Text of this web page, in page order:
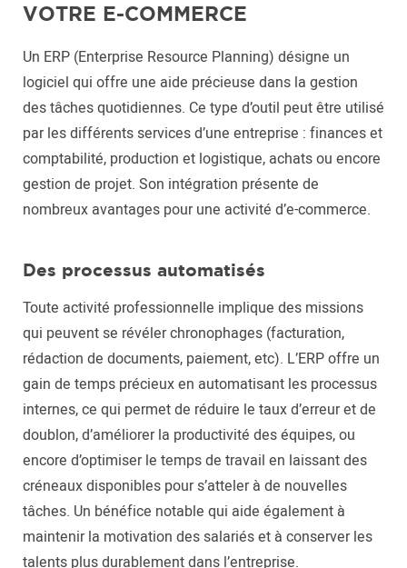
VOTRE E-COMMERCE
Un ERP (Enterprise Resource Planning) désigne un
logiciel qui offre une aide précieuse dans la gestion
des tâches quotidiennes. Ce type d’outil peut être utilisé
par les différents services d’une entreprise : finances et
comptabilité, production et logistique, achats ou encore
gestion de projet. Son intégration présente de
nombreux avantages pour une activité d’e-commerce.
Des processus automatisés
Toute activité professionnelle implique des missions
qui peuvent se révéler chronophages (facturation,
rédaction de documents, paiement, etc). L’ERP offre un
gain de temps précieux en automatisant les processus
internes, ce qui permet de réduire le taux d’erreur et de
doublon, d’améliorer la productivité des équipes, ou
encore d’optimiser le temps de travail en laissant des
créneaux disponibles pour s’atteler à de nouvelles
tâches. Un bénéfice notable qui aide également à
maintenir la motivation des salariés et à conserver les
talents plus durablement dans l’entreprise.